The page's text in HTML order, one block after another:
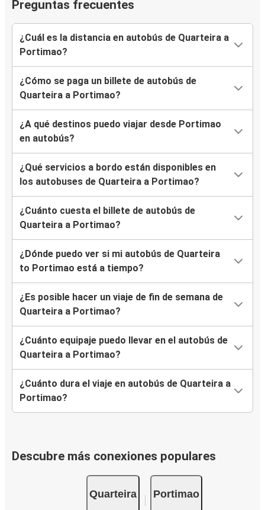
Preguntas frecuentes
¿Cuál es la distancia en autobús de Quarteira a
Portimao?
¿Cómo se paga un billete de autobús de
Quarteira a Portimao?
¿A qué destinos puedo viajar desde Portimao
en autobús?
¿Qué servicios a bordo están disponibles en
los autobuses de Quarteira a Portimao?
¿Cuánto cuesta el billete de autobús de
Quarteira a Portimao?
¿Dónde puedo ver si mi autobús de Quarteira
to Portimao está a tiempo?
¿Es posible hacer un viaje de fin de semana de
Quarteira a Portimao?
¿Cuánto equipaje puedo llevar en el autobús de
Quarteira a Portimao?
¿Cuánto dura el viaje en autobús de Quarteira a
Portimao?
Descubre más conexiones populares
Quarteira Portimao